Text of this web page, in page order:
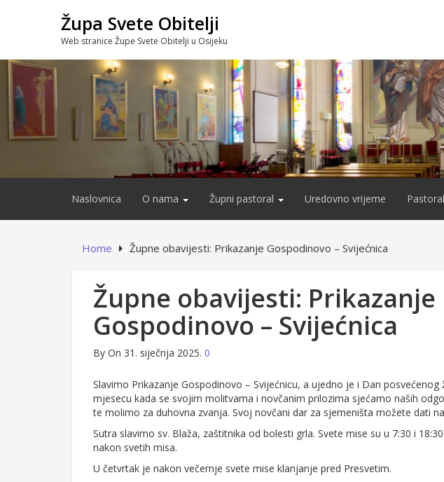
Župa Svete Obitelji
Web stranice Župe Svete Obitelji u Osijeku
Naslovnica O nama Župni pastoral Uredovno vrijeme
Home Župne obavijesti: Prikazanje Gospodinovo – Svijećnica
Župne obavijesti: Prikazanje
Gospodinovo – Svijećnica
By On 31. siječnja 2025. 0
Slavimo Prikazanje Gospodinovo – Svijećnicu, a ujedno je i Dan posvećenog
mjesecu kada se svojim molitvama i novčanim prilozima sjećamo naših
te molimo za duhovna zvanja. Svoj novčani dar za sjemeništa možete dati
Sutra slavimo sv. Blaža, zaštitnika od bolesti grla. Svete mise su u 7:30 i
nakon svetih misa.
U četvrtak je nakon večernje svete mise klanjanje pred Presvetim.